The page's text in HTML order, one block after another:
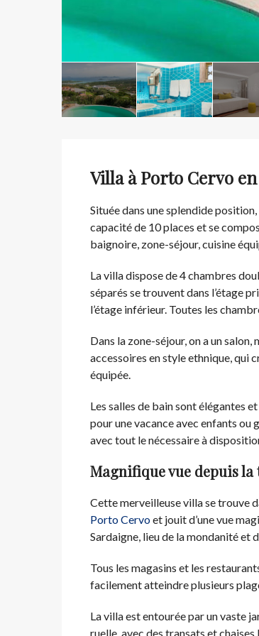
Villa à Porto Cervo
Située dans une splendide
capacité de 10 places et se
baignoire, zone-séjour, cuisine
La villa dispose de 4 chambres
séparés se trouvent dans l’étage
l’étage inférieur. Toutes les
Dans la zone-séjour, on a un
accessoires en style ethnique, qui
équipée.
Les salles de bain sont élégantes
pour une vacance avec enfants ou
avec tout le nécessaire à
Magnifique vue depuis la
Cette merveilleuse villa se trouve
Porto Cervoet jouit d’une vue
Sardaigne, lieu de la mondanité et
Tous les magasins et les
facilement atteindre plusieurs
La villa est entourée par un vaste
ruelle, avec des transats et